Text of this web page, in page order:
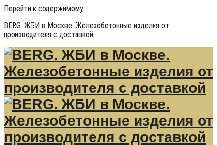
Перейти к содержимому
BERG. ЖБИ в Москве. Железобетонные изделия от
производителя с доставкой